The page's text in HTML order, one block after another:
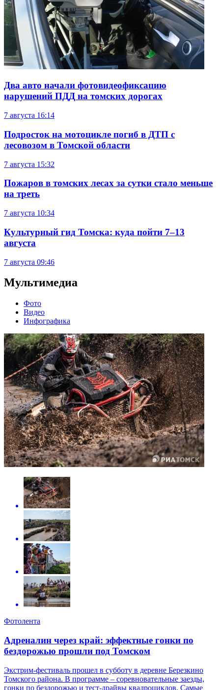
Два авто начали фотовидеофиксацию
нарушений ПДД на томских дорогах
7 августа 16:14
Подросток на мотоцикле погиб в ДТП с
лесовозом в Томской области
7 августа 15:32
Пожаров в томских лесах за сутки стало меньше
на треть
7 августа 10:34
Культурный гид Томска: куда пойти 7–13
августа
7 августа 09:46
Мультимедиа
Фото
Видео
Инфографика
Фотолента
Адреналин через край: эффектные гонки по
бездорожью прошли под Томском
Экстрим-фестиваль прошел в субботу в деревне Березкино
Томского района. В программе – соревновательные заезды,
гонки по бездорожью и тест-драйвы квадроциклов. Самые